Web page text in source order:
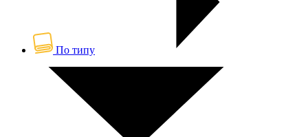
По типу